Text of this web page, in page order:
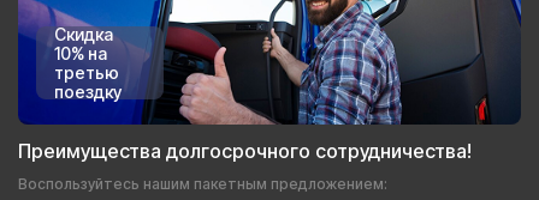
Скидка
10% на
третью
поездку
Преимущества долгосрочного сотрудничества!
Воспользуйтесь нашим пакетным предложением: